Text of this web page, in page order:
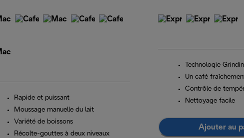
Rapide et puissant
Moussage manuelle du lait
Variété de boissons
Récolte-gouttes à deux niveaux
Technologie
Un café
Contrôle de
Nettoyage facile
Ajouter au